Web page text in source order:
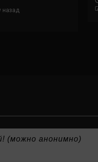
назад